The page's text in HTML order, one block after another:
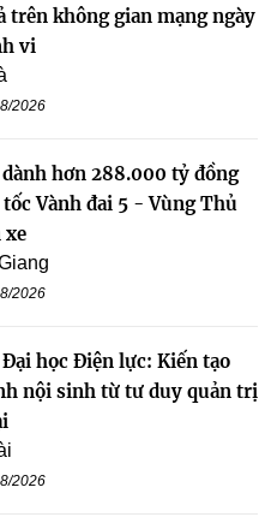
trên không gian mạng ngày
vi
2026
hơn 288.000 tỷ đồng
tốc Vành đai 5 - Vùng Thủ
xe
2026
học Điện lực: Kiến tạo
nội sinh từ tư duy quản trị
2026